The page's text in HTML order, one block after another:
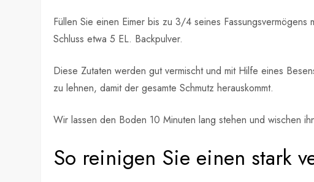
Füllen Sie einen Eimer bis zu 3/4 seines
Schluss etwa 5 EL. Backpulver.
Diese Zutaten werden gut vermischt und mit Hilfe eines
zu lehnen, damit der gesamte Schmutz herauskommt.
Wir lassen den Boden 10 Minuten lang stehen und wischen
So reinigen Sie einen stark